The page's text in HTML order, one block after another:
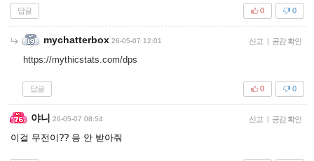
답글 0
0
mychatterbox 26-05-07 12:01 신고 | 공감 확인
https://mythicstats.com/dps
답글 0
0
야니 26-05-07 08:54 신고 | 공감 확인
이걸 무전이?? 응 안 받아줘